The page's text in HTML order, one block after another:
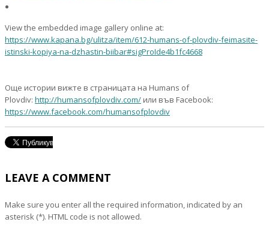
View the embedded image gallery online at:
https://www.kapana.bg/ulitza/item/612-humans-of-plovdiv-feimasite-
istinski-kopiya-na-dzhastin-biibar#sigProIde4b1fc4668
Още истории вижте в страницата на Humans of
Plovdiv: http://humansofplovdiv.com/ или във Facebook:
https://www.facebook.com/humansofplovdiv
LEAVE A COMMENT
Make sure you enter all the required information, indicated by an
asterisk (*). HTML code is not allowed.